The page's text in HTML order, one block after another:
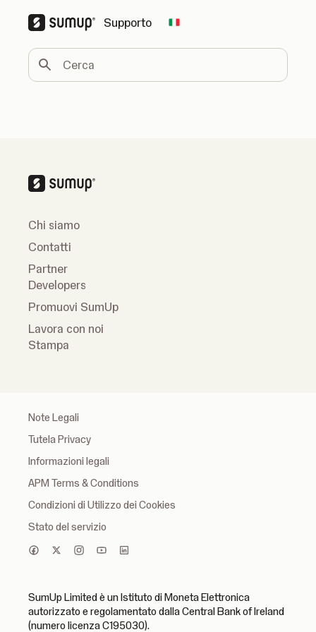
Supporto Change country
Cerca
Chi siamo
Contatti
Partner
Developers
Promuovi SumUp
Lavora con noi
Stampa
Note Legali
Tutela Privacy
Informazioni legali
APM Terms & Conditions
Condizioni di Utilizzo dei Cookies
Stato del servizio
SumUp Limited è un Istituto di Moneta Elettronica
autorizzato e regolamentato dalla Central Bank of Ireland
(numero licenza C195030).